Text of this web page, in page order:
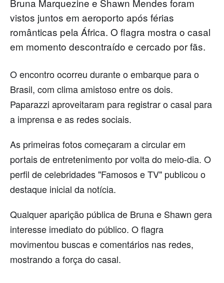
vistos juntos em aeroporto após férias
românticas pela África. O flagra mostra o casal
em momento descontraído e cercado por fãs.
O encontro ocorreu durante o embarque para o
Brasil, com clima amistoso entre os dois.
Paparazzi aproveitaram para registrar o casal para
a imprensa e as redes sociais.
As primeiras fotos começaram a circular em
portais de entretenimento por volta do meio-dia. O
perfil de celebridades "Famosos e TV" publicou o
destaque inicial da notícia.
Qualquer aparição pública de Bruna e Shawn gera
interesse imediato do público. O flagra
movimentou buscas e comentários nas redes,
mostrando a força do casal.